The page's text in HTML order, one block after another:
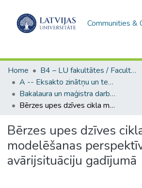
Communities &
Home
B4 – LU fakultātes / Faculties of the UL
A -- Eksakto zinātņu un tehnoloģiju fakultāte / Faculty of Science and Technology
Bakalaura un maģistra darbi (EZTF) / Bachelor's and Master's theses
Bērzes upes dzīves cikla modelēšanas perspektīvas avārijsituāciju gadījumā
Bērzes upes dzīves
modelēšanas
avārijsituāciju gadījumā